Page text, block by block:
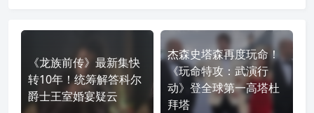
《龙族前传》最新集快
转10年！统筹解答科尔
爵士王室婚宴疑云
杰森史塔森再度玩命！
《玩命特攻：武演行
动》登全球第一高塔杜
拜塔